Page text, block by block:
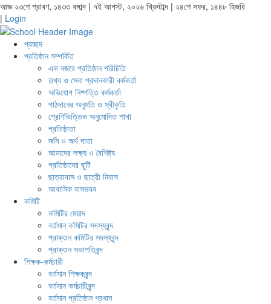
আজ ২৩শে শ্রাবণ, ১৪৩৩ বঙ্গাব্দ | ৭ই আগস্ট, ২০২৬ খ্রিস্টাব্দ | ২৪শে সফর, ১৪৪৮ হিজরি
| Login
প্রচ্ছদ
প্রতিষ্ঠান সম্পর্কিত
এক নজরে প্রতিষ্ঠান পরিচিতি
তথ্য ও সেবা প্রদানকারী কর্মকর্তা
অভিযোগ নিষ্পত্তি কর্মকর্তা
পাঠদানের অনুমতি ও স্বীকৃতি
শ্রেণিভিত্তিক অনুমোদিত শাখা
প্রতিষ্ঠাতা
জমি ও অর্থ দাতা
আমাদের লক্ষ্য ও বৈশিষ্ট্য
প্রতিষ্ঠানের ছুটি
ছাত্রাবাস ও ছাত্রী নিবাস
আবাসিক বাসভবন
কমিটি
কমিটির মেয়াদ
বর্তমান কমিটির সদস্যবৃন্দ
প্রাক্তন কমিটির সদস্যবৃন্দ
প্রাক্তন সভাপতিবৃন্দ
শিক্ষক-কর্মচারী
বর্তমান শিক্ষকবৃন্দ
বর্তমান কর্মচারীবৃন্দ
বর্তমান প্রতিষ্ঠান প্রধান